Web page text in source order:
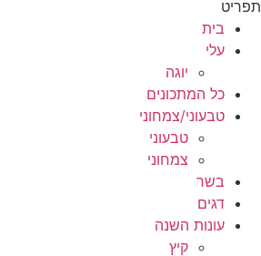
תפריט
בית
עלי
יוגה
כל המתכונים
טבעוני/צמחוני
טבעוני
צמחוני
בשר
דגים
עונות השנה
קיץ